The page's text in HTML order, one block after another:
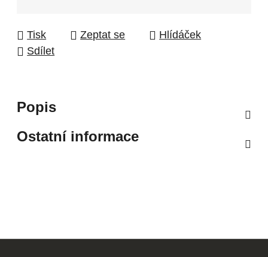
Tisk Zeptat se
Hlídáček
Sdílet
Popis
Ostatní informace